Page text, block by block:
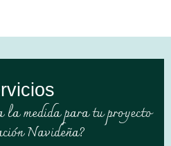
la medida para tu proyecto
Navideña?